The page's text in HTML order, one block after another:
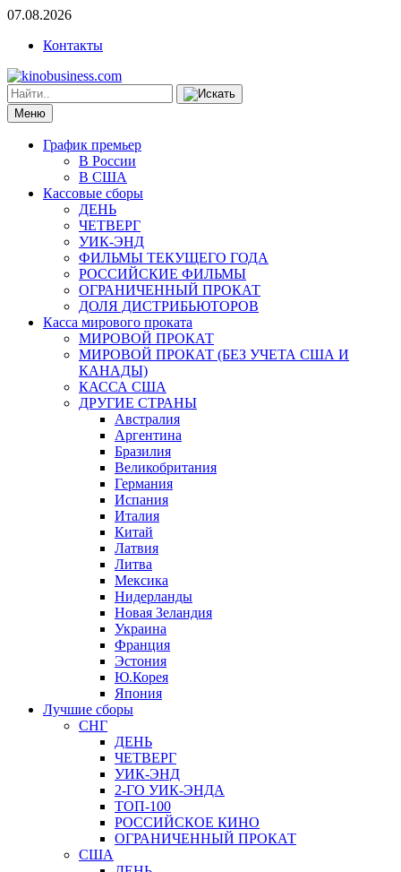
07.08.2026
Контакты
Меню
График премьер
В России
В США
Кассовые сборы
ДЕНЬ
ЧЕТВЕРГ
УИК-ЭНД
ФИЛЬМЫ ТЕКУЩЕГО ГОДА
РОССИЙСКИЕ ФИЛЬМЫ
ОГРАНИЧЕННЫЙ ПРОКАТ
ДОЛЯ ДИСТРИБЬЮТОРОВ
Касса мирового проката
МИРОВОЙ ПРОКАТ
МИРОВОЙ ПРОКАТ (БЕЗ УЧЕТА США И
КАНАДЫ)
КАССА США
ДРУГИЕ СТРАНЫ
Австралия
Аргентина
Бразилия
Великобритания
Германия
Испания
Италия
Китай
Латвия
Литва
Мексика
Нидерланды
Новая Зеландия
Украина
Франция
Эстония
Ю.Корея
Япония
Лучшие сборы
СНГ
ДЕНЬ
ЧЕТВЕРГ
УИК-ЭНД
2-ГО УИК-ЭНДА
ТОП-100
РОССИЙСКОЕ КИНО
ОГРАНИЧЕННЫЙ ПРОКАТ
США